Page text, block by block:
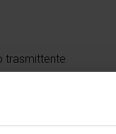
trasmittente